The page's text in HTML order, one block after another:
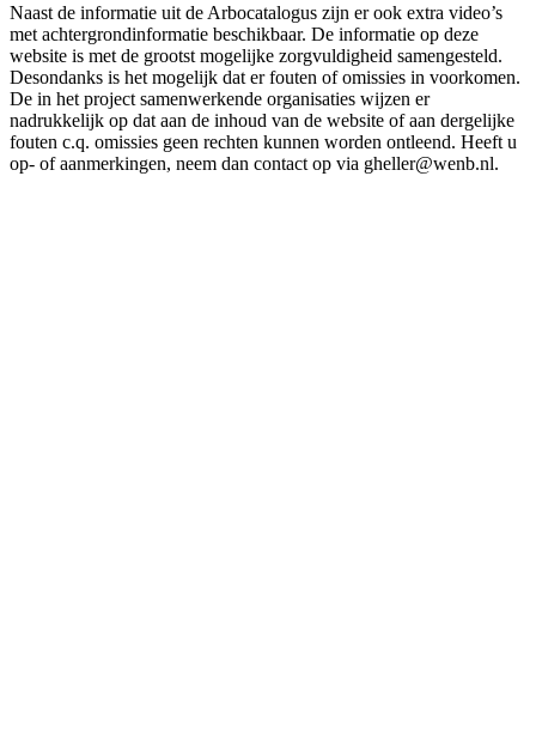
Naast de informatie uit de Arbocatalogus zijn er ook extra video’s
met achtergrondinformatie beschikbaar. De informatie op deze
website is met de grootst mogelijke zorgvuldigheid samengesteld.
Desondanks is het mogelijk dat er fouten of omissies in voorkomen.
De in het project samenwerkende organisaties wijzen er
nadrukkelijk op dat aan de inhoud van de website of aan dergelijke
fouten c.q. omissies geen rechten kunnen worden ontleend. Heeft u
op- of aanmerkingen, neem dan contact op via gheller@wenb.nl.